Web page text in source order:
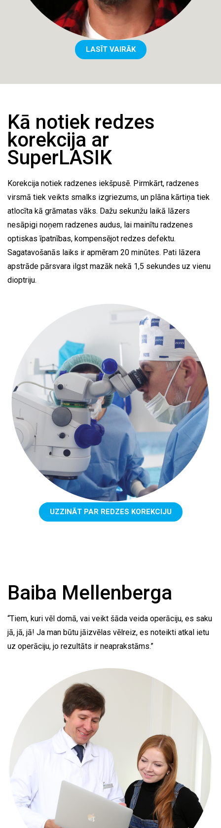
LASĪT VAIRĀK
Kā notiek redzes
korekcija ar
SuperLASIK
Korekcija notiek radzenes iekšpusē. Pirmkārt, radzenes
virsmā tiek veikts smalks izgriezums, un plāna kārtiņa tiek
atlocīta kā grāmatas vāks. Dažu sekunžu laikā lāzers
nesāpigi noņem radzenes audus, lai mainītu radzenes
optiskas īpatnības, kompensējot redzes defektu.
Sagatavošanās laiks ir apmēram 20 minūtes. Pati lāzera
apstrāde pārsvara ilgst mazāk nekā 1,5 sekundes uz vienu
dioptriju.
UZZINĀT PAR REDZES KOREKCIJU
Baiba Mellenberga
“Tiem, kuri vēl domā, vai veikt šāda veida operāciju, es saku
jā, jā, jā! Ja man būtu jāizvēlas vēlreiz, es noteikti atkal ietu
uz operāciju, jo rezultāts ir neaprakstāms.”